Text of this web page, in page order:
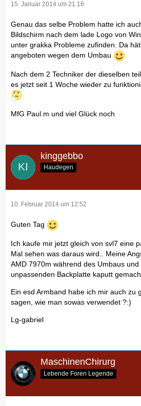
15. Januar 2014 um 21:16
Genau das selbe Problem hatte ich
Bildschirm nach dem lade Logo von
unter grakka Probleme zufinden. Da
angeboten wegen dem Umbau
Nach dem 2 Techniker der dieselben
es jetzt seit 1 Woche wieder zu
MfG Paul.m und viel Glück noch
kinggebbo
Haudegen
10. Februar 2014 um 12:52
Guten Tag
Ich kaufe mir jetzt gleich von svl7 eine
Mal sehen was daraus wird.. Meine
AMD 7970m während des Umbaus
unpassenden Backplatte kaputt
Ein esd Armband habe ich mir auch zu
sagen, wie man sowas verwendet ?:)
Lg-gabriel
MaschinenChirurg
Lebende Foren Legende